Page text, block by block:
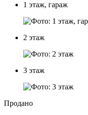
1 этаж, гараж
2 этаж
3 этаж
Продано